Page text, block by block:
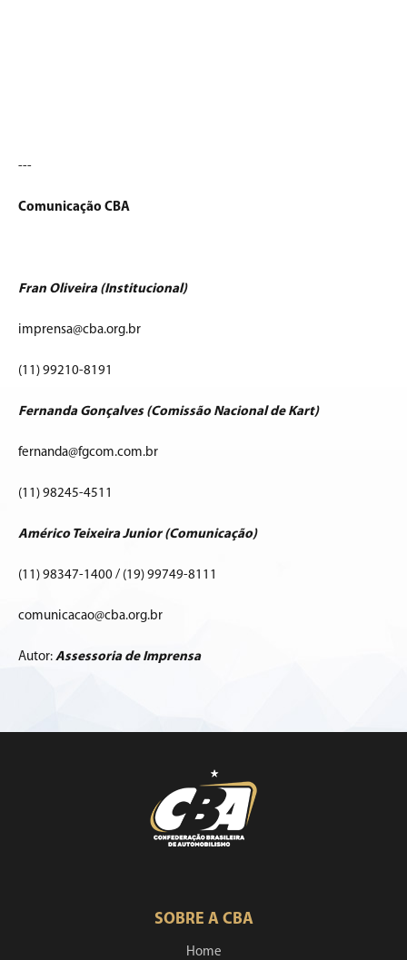
---
Comunicação CBA
Fran Oliveira (Institucional)
imprensa@cba.org.br
(11) 99210-8191
Fernanda Gonçalves (Comissão Nacional de Kart)
fernanda@fgcom.com.br
(11) 98245-4511
Américo Teixeira Junior (Comunicação)
(11) 98347-1400 / (19) 99749-8111
comunicacao@cba.org.br
Autor: Assessoria de Imprensa
SOBRE A CBA
Home